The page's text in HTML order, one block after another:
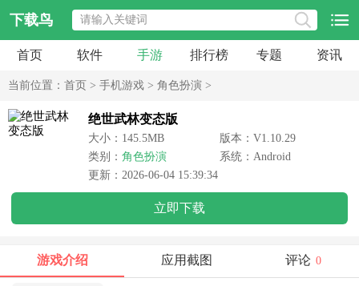
下载鸟
首页 软件 手游 排行榜 专题 资讯
当前位置： 首页 > 手机游戏 > 角色扮演 >
绝世武林变态版
大小：145.5MB
版本：V1.10.29
类别： 角色扮演
系统：Android
更新：2026-06-04 15:39:34
立即下载
游戏介绍 应用截图 评论 0